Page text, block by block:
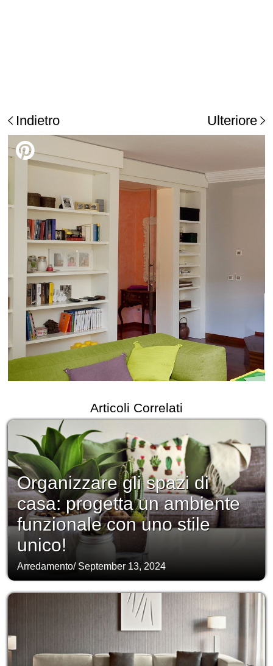
Indietro Ulteriore
Articoli Correlati
Organizzare gli spazi di
casa: progetta un ambiente
funzionale con uno stile
unico!
Arredamento/ September 13, 2024